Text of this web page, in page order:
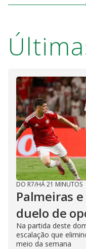
DO R7/HÁ 21 MINUTOS
Palmeiras
duelo de
Na partida deste
escalação que
meio da semana